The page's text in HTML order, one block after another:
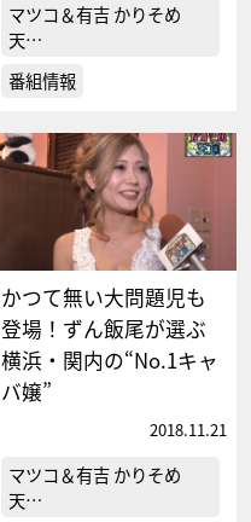
マツコ＆有吉 かりそめ
天…
番組情報
かつて無い大問題児も
登場！ずん飯尾が選ぶ
横浜・関内の“No.1キャ
バ嬢”
2018.11.21
マツコ＆有吉 かりそめ
天…